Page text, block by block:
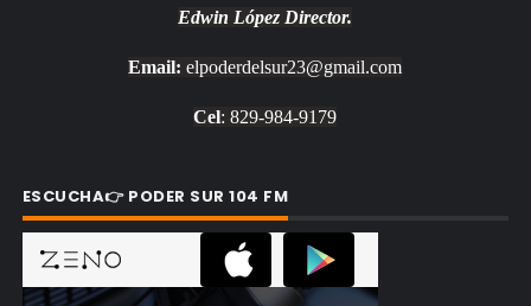
Edwin López Director.
Email: elpoderdelsur23@gmail.com
Cel: 829-984-9179
ESCUCHA👉 PODER SUR 104 FM